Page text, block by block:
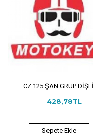
CZ 125 ŞAN GRUP
428,78TL
Sepete Ekle